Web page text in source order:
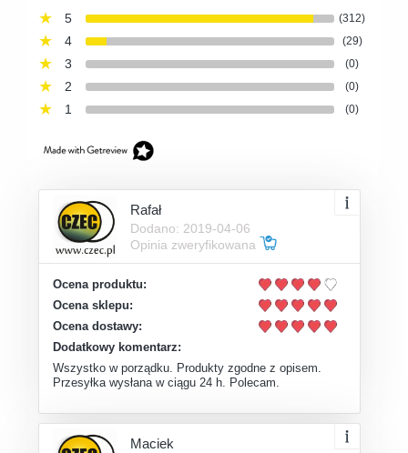
5
(312)
4 (29)
3 (0)
2 (0)
1 (0)
Rafał
Dodano: 2019-04-06
Opinia zweryfikowana
Ocena produktu:
Ocena sklepu:
Ocena dostawy:
Dodatkowy komentarz:
Wszystko w porządku. Produkty zgodne z opisem.
Przesyłka wysłana w ciągu 24 h. Polecam.
Maciek